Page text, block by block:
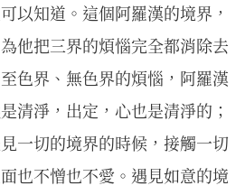
以知道。這個阿羅漢的境界，
他把三界的煩惱完全都消除去
色界、無色界的煩惱，阿羅漢
清淨，出定，心也是清淨的；
一切的境界的時候，接觸一切
也不憎也不愛。遇見如意的境